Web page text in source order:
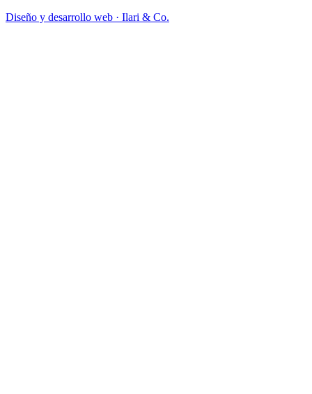
Diseño y desarrollo web · Ilari & Co.